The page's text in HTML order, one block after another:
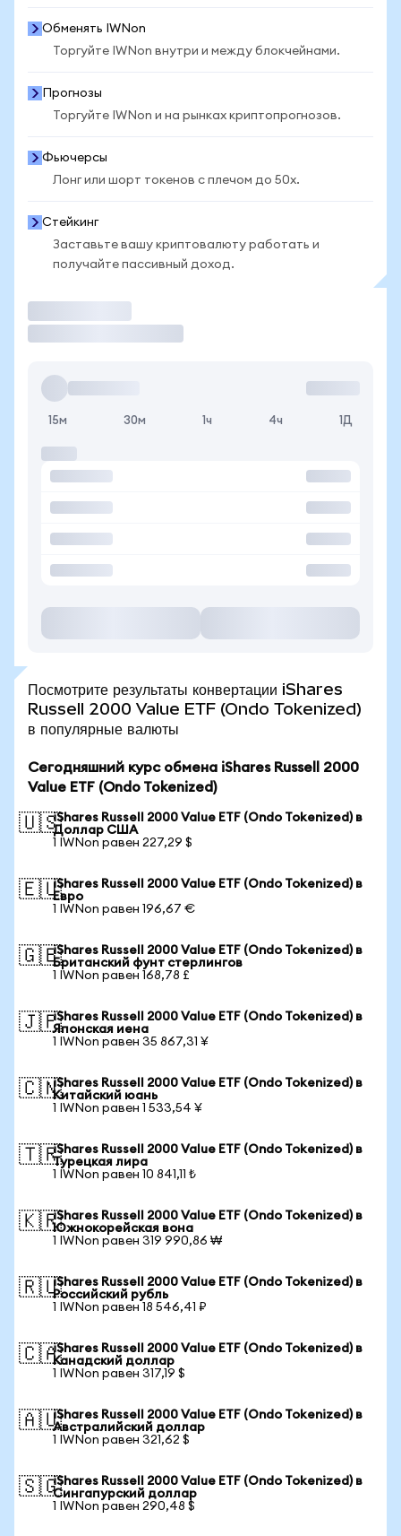
Обменять IWNon
Торгуйте IWNon внутри и между блокчейнами.
Прогнозы
Торгуйте IWNon и на рынках криптопрогнозов.
Фьючерсы
Лонг или шорт токенов с плечом до 50x.
Стейкинг
Заставьте вашу криптовалюту работать и
получайте пассивный доход.
15м 30м 1ч 4ч 1Д
Посмотрите результаты конвертации iShares
Russell 2000 Value ETF (Ondo Tokenized)
в популярные валюты
Сегодняшний курс обмена iShares Russell 2000
Value ETF (Ondo Tokenized)
🇺🇸iShares Russell 2000 Value ETF (Ondo Tokenized) в
Доллар США
1 IWNon равен 227,29 $
🇪🇺iShares Russell 2000 Value ETF (Ondo Tokenized) в
Евро
1 IWNon равен 196,67 €
🇬🇧iShares Russell 2000 Value ETF (Ondo Tokenized) в
Британский фунт стерлингов
1 IWNon равен 168,78 £
🇯🇵iShares Russell 2000 Value ETF (Ondo Tokenized) в
Японская иена
1 IWNon равен 35 867,31 ¥
🇨🇳iShares Russell 2000 Value ETF (Ondo Tokenized) в
Китайский юань
1 IWNon равен 1 533,54 ¥
🇹🇷iShares Russell 2000 Value ETF (Ondo Tokenized) в
Турецкая лира
1 IWNon равен 10 841,11 ₺
🇰🇷iShares Russell 2000 Value ETF (Ondo Tokenized) в
Южнокорейская вона
1 IWNon равен 319 990,86 ₩
🇷🇺iShares Russell 2000 Value ETF (Ondo Tokenized) в
Российский рубль
1 IWNon равен 18 546,41 ₽
🇨🇦iShares Russell 2000 Value ETF (Ondo Tokenized) в
Канадский доллар
1 IWNon равен 317,19 $
🇦🇺iShares Russell 2000 Value ETF (Ondo Tokenized) в
Австралийский доллар
1 IWNon равен 321,62 $
🇸🇬iShares Russell 2000 Value ETF (Ondo Tokenized) в
Сингапурский доллар
1 IWNon равен 290,48 $